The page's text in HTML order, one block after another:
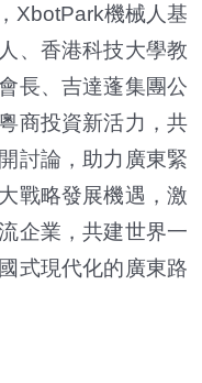
XbotPark機械人基
、香港科技大學教
長、吉達蓬集團公
商投資新活力，共
討論，助力廣東緊
戰略發展機遇，激
企業，共建世界一
式現代化的廣東路